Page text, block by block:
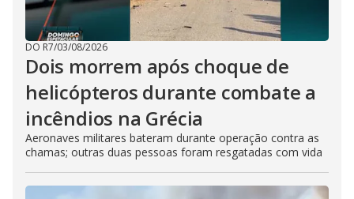
DO R7/03/08/2026
Dois morrem após choque de
helicópteros durante combate a
incêndios na Grécia
Aeronaves militares bateram durante operação contra as
chamas; outras duas pessoas foram resgatadas com vida